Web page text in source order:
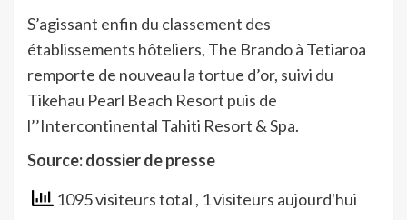
S’agissant enfin du classement des
établissements hôteliers, The Brando à Tetiaroa
remporte de nouveau la tortue d’or, suivi du
Tikehau Pearl Beach Resort puis de
l’’Intercontinental Tahiti Resort & Spa.
Source: dossier de presse
1095 visiteurs total , 1 visiteurs aujourd'hui